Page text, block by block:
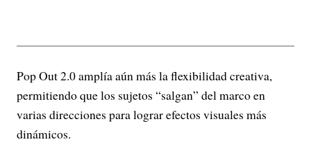
Pop Out 2.0 amplía aún más la flexibilidad creativa,
permitiendo que los sujetos “salgan” del marco en
varias direcciones para lograr efectos visuales más
dinámicos.